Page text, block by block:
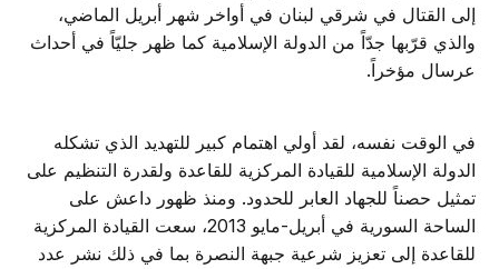
إلى القتال في شرقي لبنان في أواخر شهر أبريل الماضي،
والذي قرّبها جدّاً من الدولة الإسلامية كما ظهر جليّاً في أحداث
عرسال مؤخراً.
في الوقت نفسه، لقد أولي اهتمام كبير للتهديد الذي تشكله
الدولة الإسلامية للقيادة المركزية للقاعدة ولقدرة التنظيم على
تمثيل حصناً للجهاد العابر للحدود. ومنذ ظهور داعش على
الساحة السورية في أبريل-مايو 2013، سعت القيادة المركزية
للقاعدة إلى تعزيز شرعية جبهة النصرة بما في ذلك نشر عدد